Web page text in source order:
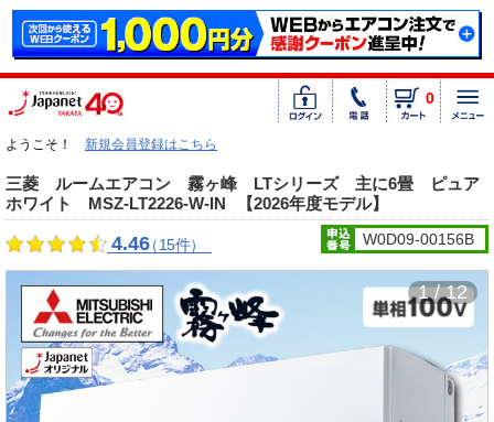
0
ようこそ！ 新規会員登録はこちら
三菱 ルームエアコン 霧ヶ峰 LTシリーズ 主に6畳 ピュア
ホワイト MSZ-LT2226-W-IN
【2026年度モデル】
4.46（15件） W0D09-00156B
1 / 12